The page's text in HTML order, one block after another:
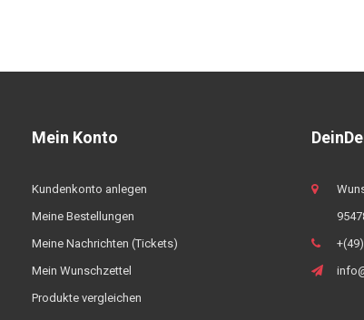
Mein Konto
Kundenkonto anlegen
Meine Bestellungen
Meine Nachrichten (Tickets)
Mein Wunschzettel
Produkte vergleichen